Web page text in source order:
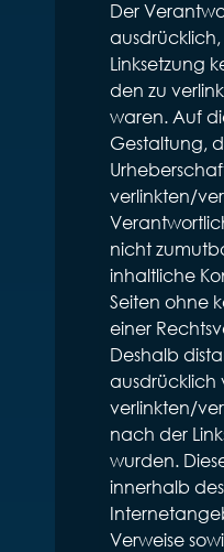
Der
Linksetzung
den zu
waren. Auf
Gestaltung,
verlinkten/
nicht
inhaltliche
Seiten ohne
einer
Deshalb
ausdrücklich
verlinkten/
nach der
wurden.
innerhalb
Verweise